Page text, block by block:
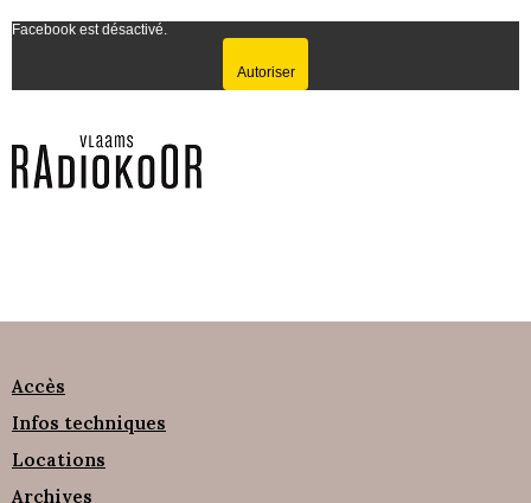
Facebook est désactivé.
Autoriser
Accès
Infos techniques
Locations
Archives